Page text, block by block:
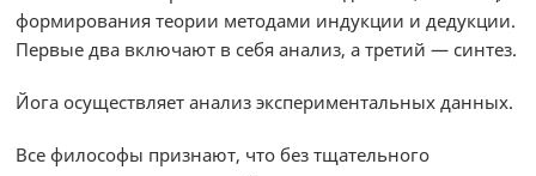
формирования теории методами индукции и дедукции.
Первые два включают в себя анализ, а третий — синтез.
Йога осуществляет анализ экспериментальных данных.
Все философы признают, что без тщательного